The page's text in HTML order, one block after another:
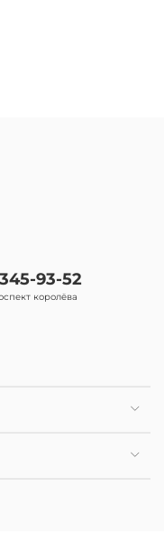
93-52
королёва